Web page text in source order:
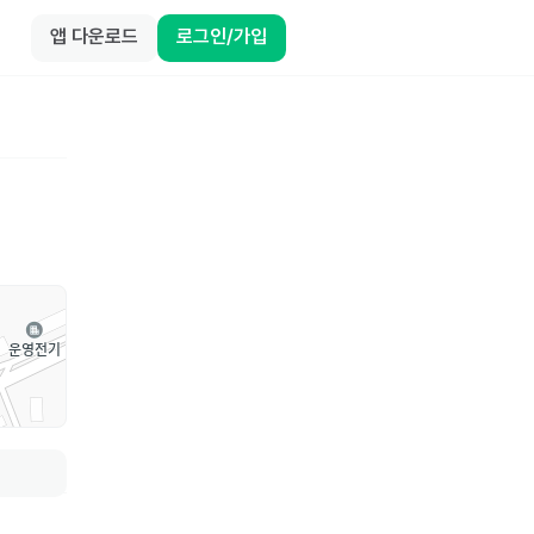
앱 다운로드 로그인/가입